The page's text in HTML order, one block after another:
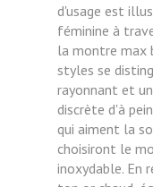
d'usage est
féminine à
la montre max
styles se
rayonnant et
discrète d'à
qui aiment la
choisiront le
inoxydable. En